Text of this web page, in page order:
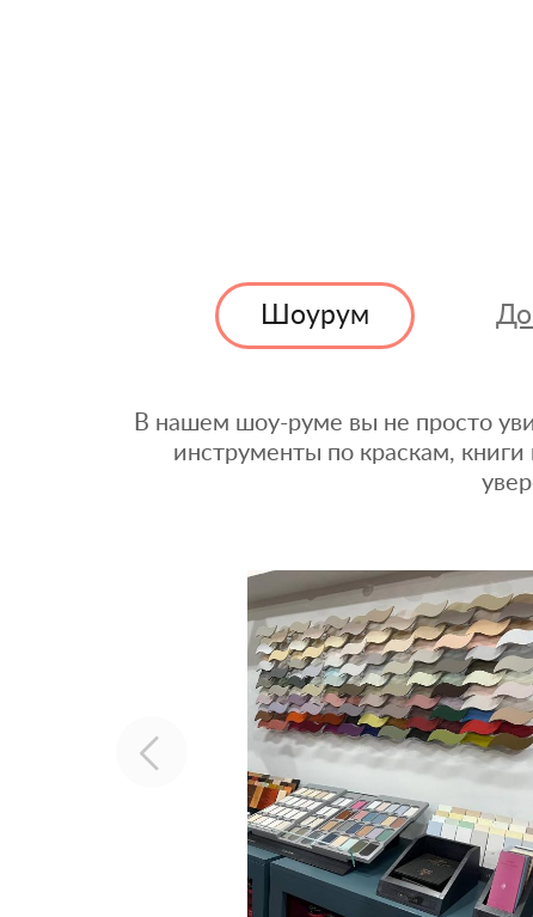
Шоурум
В нашем шоу-руме вы не просто
инструменты по краскам,